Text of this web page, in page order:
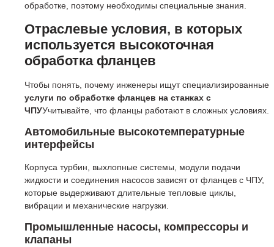
обработке, поэтому необходимы специальные знания.
Отраслевые условия, в которых
используется высокоточная
обработка фланцев
Чтобы понять, почему инженеры ищут специализированные
услуги по обработке фланцев на станках с
ЧПУУчитывайте, что фланцы работают в сложных условиях.
Автомобильные высокотемпературные
интерфейсы
Корпуса турбин, выхлопные системы, модули подачи
жидкости и соединения насосов зависят от фланцев с ЧПУ,
которые выдерживают длительные тепловые циклы,
вибрации и механические нагрузки.
Промышленные насосы, компрессоры и
клапаны